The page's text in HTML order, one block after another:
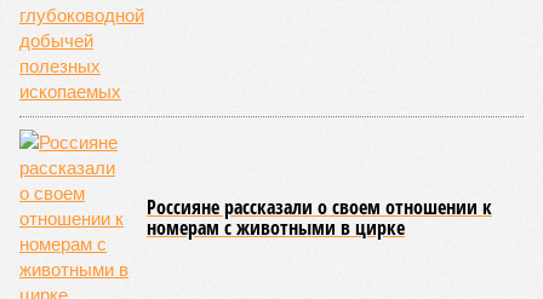
Россияне рассказали о своем отношении к
номерам с животными в цирке